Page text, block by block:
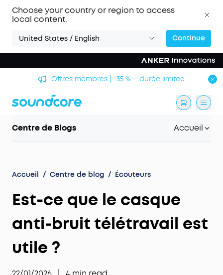
Choose your country or region to access
local content.
United States / English Continue
Offres membres | -35 % – durée limitée.
Centre de Blogs Accueil
Accueil / Centre de blog / Écouteurs
Est-ce que le casque
anti-bruit télétravail est
utile ?